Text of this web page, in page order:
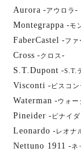
Aurora -アウロラ -
Montegrappa -モ
FaberCastel -ファ
Cross -クロス -
S.T.Dupont -S.T.
Visconti - ビスコ
Waterman -ウォー
Pineider - ピナイ
Leonardo -レオナ
Nettuno 1911 -ネ